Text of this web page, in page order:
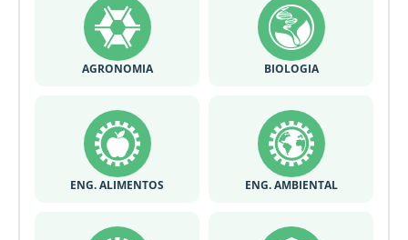
AGRONOMIA BIOLOGIA
ENG. ALIMENTOS ENG. AMBIENTAL